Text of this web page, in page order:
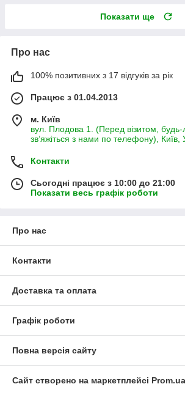
Показати ще
Про нас
100% позитивних з 17 відгуків за рік
Працює з 01.04.2013
м. Київ
вул. Плодова 1. (Перед візитом, будь-
зв’яжіться з нами по телефону), Київ,
Контакти
Сьогодні працює з 10:00 до 21:00
Показати весь графік роботи
Про нас
Контакти
Доставка та оплата
Графік роботи
Повна версія сайту
Сайт створено на маркетплейсі Prom.ua